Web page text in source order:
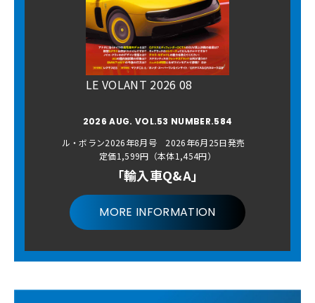
LE VOLANT 2026 08
2026 AUG. VOL.53 NUMBER.584
ル・ボラン2026年8月号 2026年6月25日発売
定価1,599円（本体1,454円）
「輸入車Q&A」
MORE INFORMATION